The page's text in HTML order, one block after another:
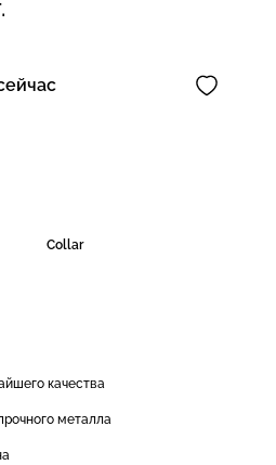
Collar
качества
металла